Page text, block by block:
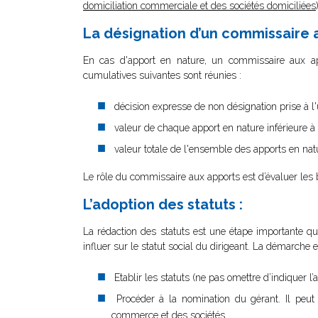
domiciliation commerciale et des sociétés domiciliées
La désignation d’un commissaire
En cas d'apport en nature, un commissaire aux
cumulatives suivantes sont réunies :
décision expresse de non désignation prise à
valeur de chaque apport en nature inférieure
valeur totale de l'ensemble des apports en
Le rôle du commissaire aux apports est d’évaluer
L’adoption des statuts :
La rédaction des statuts est une étape importante
influer sur le statut social du dirigeant. La démarche
Etablir les statuts (ne pas omettre d’indiquer
Procéder à la nomination du gérant. Il
commerce et des sociétés.